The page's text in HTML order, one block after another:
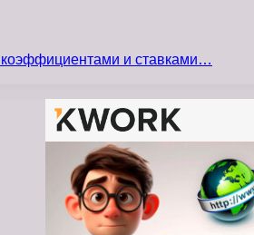
коэффициентами и ставками…